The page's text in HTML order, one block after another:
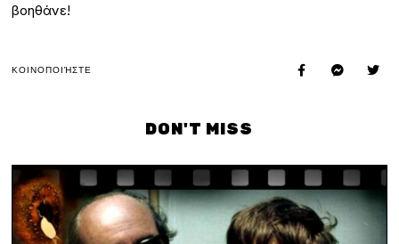
βοηθάνε!
ΚΟΙΝΟΠΟΙΉΣΤΕ
DON'T MISS